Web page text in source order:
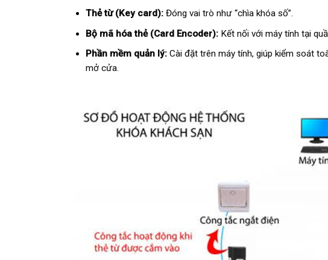
Thẻ từ (Key card):Đóng vai trò như “chìa khóa số”.
Bộ mã hóa thẻ (Card Encoder):Kết nối với máy tính tại
Phần mềm quản lý:Cài đặt trên máy tính, giúp kiểm soát
mở cửa.